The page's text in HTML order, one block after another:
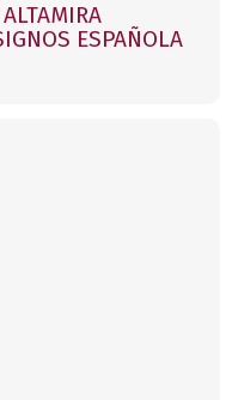
ESPAÑOLA